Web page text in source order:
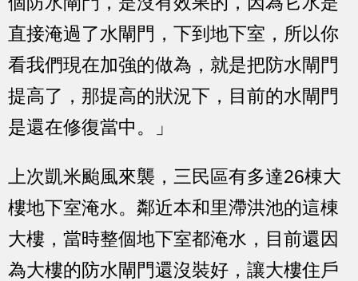
直接淹過了水閘門，下到地下室，所以你
看我們現在加強的做為，就是把防水閘門
提高了，那提高的狀況下，目前的水閘門
是還在修復當中。」
上次凱米颱風來襲，三民區有多達26棟大
樓地下室淹水。鄰近本和里滯洪池的這棟
大樓，當時整個地下室都淹水，目前還因
為大樓的防水閘門還沒裝好，讓大樓住戶